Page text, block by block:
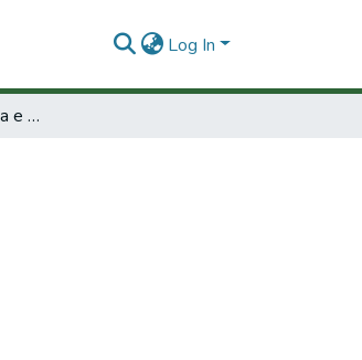
Log In
Debate nacional. Ciencia e tecnología.